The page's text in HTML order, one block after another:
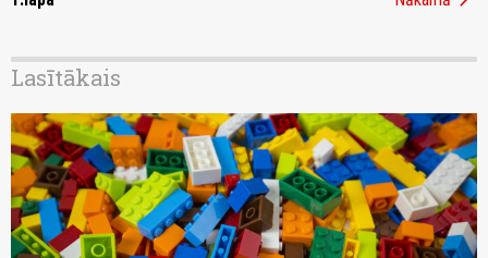
Lasītākais